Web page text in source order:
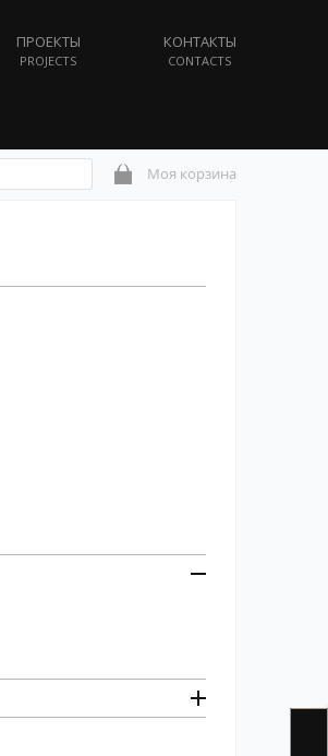
ПРОЕКТЫ
PROJECTS
КОНТАКТЫ
CONTACTS
Моя корзина